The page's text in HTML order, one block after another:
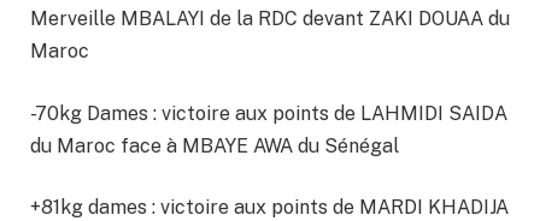
Merveille MBALAYI de la RDC devant ZAKI DOUAA du
Maroc
-70kg Dames : victoire aux points de LAHMIDI SAIDA
du Maroc face à MBAYE AWA du Sénégal
+81kg dames : victoire aux points de MARDI KHADIJA